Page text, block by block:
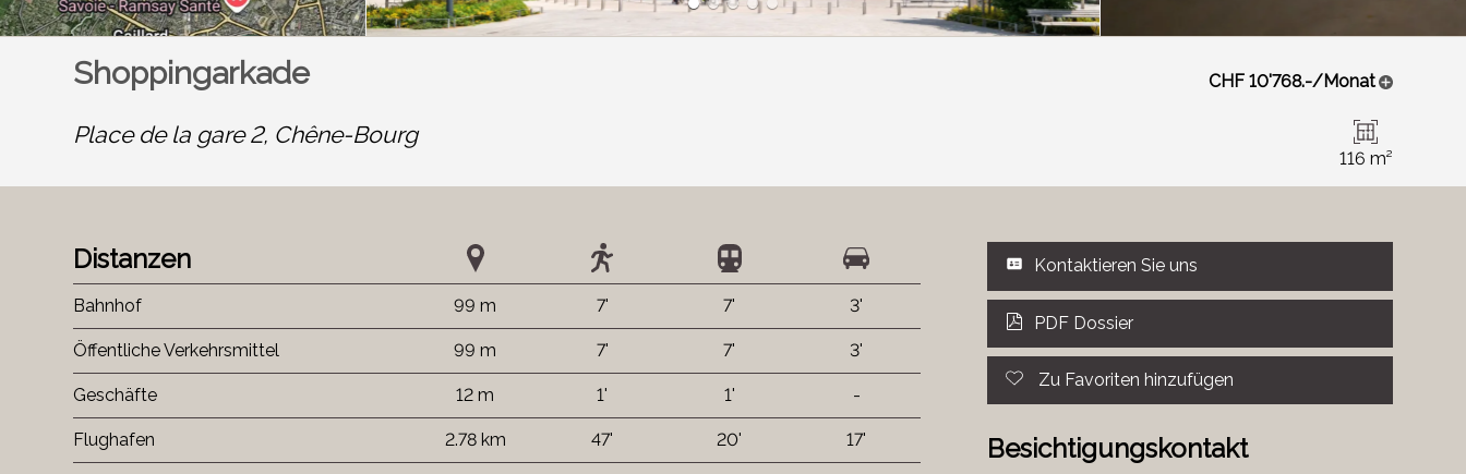
Shoppingarkade CHF 10'768.-/Monat
Place de la gare 2, Chêne-Bourg
116 m²
Distanzen
Bahnhof 99 m 7' 7' 3'
Öffentliche Verkehrsmittel 99 m 7' 7' 3'
Geschäfte 12 m 1' 1' -
Flughafen 2.78 km 47' 20' 17'
Kontaktieren Sie uns
PDF Dossier
Zu Favoriten hinzufügen
Besichtigungskontakt